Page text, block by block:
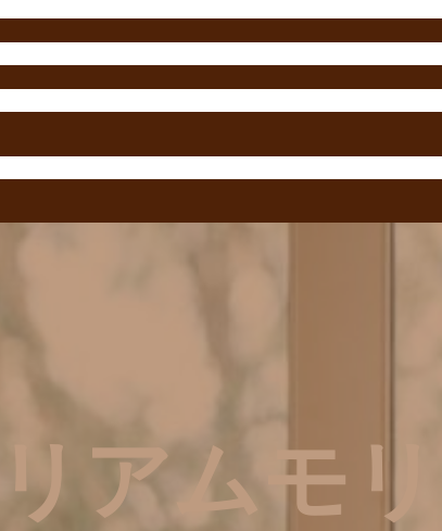
アムモ